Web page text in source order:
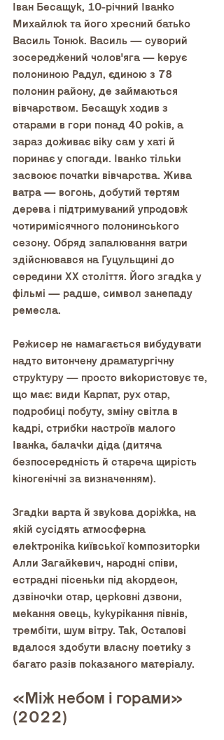
Іван Бесащук, 10-річний Іванко
Михайлюк та його хресний батько
Василь Тонюк. Василь — суворий
зосереджений чолов'яга — керує
полониною Радул, єдиною з 78
полонин району, де займаються
вівчарством. Бесащук ходив з
отарами в гори понад 40 років, а
зараз доживає віку сам у хаті й
поринає у спогади. Іванко тільки
засвоює початки вівчарства. Жива
ватра — вогонь, добутий тертям
дерева і підтримуваний упродовж
чотиримісячного полонинського
сезону. Обряд запалювання ватри
здійснювався на Гуцульщині до
середини ХХ століття. Його згадка у
фільмі — радше, символ занепаду
ремесла.
Режисер не намагається вибудувати
надто витончену драматургічну
структуру — просто використовує те,
що має: види Карпат, рух отар,
подробиці побуту, зміну світла в
кадрі, стрибки настроїв малого
Іванка, балачки діда (дитяча
безпосередність й стареча щирість
кіногенічні за визначенням).
Згадки варта й звукова доріжка, на
якій сусідять атмосферна
електроніка київської композиторки
Алли Загайкевич, народні співи,
естрадні пісеньки під акордеон,
дзвіночки отар, церковні дзвони,
мекання овець, кукурікання півнів,
трембіти, шум вітру. Так, Остапові
вдалося здобути власну поетику з
багато разів показаного матеріалу.
«Між небом і горами»
(2022)